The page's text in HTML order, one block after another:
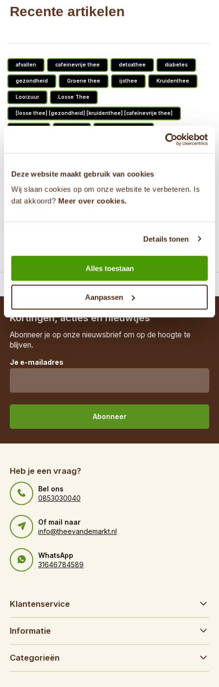
Deze website maakt gebruik van cookies
Wij slaan cookies op om onze website te verbeteren. Is
dat akkoord? Meer over cookies.
Details tonen
Alles toestaan
Aanpassen
Recente artikelen
afvallen cafeinevrije thee detoxthee diabetes
gezondheid Groene thee ijsthee Kruidenthee
Looizuur Losse Thee
[losse thee] [gezondheid] [kruidenthee] [cafeïnevrije thee]
type2
werking groene thee winterthee zomer
zwarte thee zwartethee
thee en kruiden Bestel ook gratis
Kortingen, acties en nieuwtjes
Abonneer je op onze nieuwsbrief om op de hoogte te
blijven.
Je e-mailadres
Abonneer
Heb je een vraag?
Bel ons
0853030040
Of mail naar
info@theevandemarkt.nl
WhatsApp
31646784589
Klantenservice
Informatie
Categorieën